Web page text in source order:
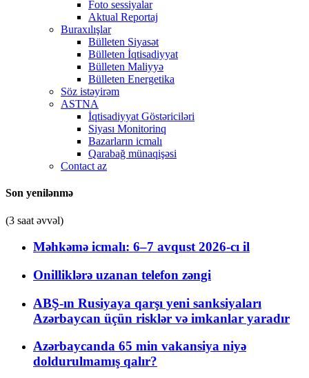
Foto sessiyalar
Aktual Reportaj
Buraxılışlar
Bülleten Siyasət
Bülleten İqtisadiyyat
Bülleten Maliyyə
Bülleten Energetika
Söz istəyirəm
ASTNA
İqtisadiyyat Göstəriciləri
Siyası Monitorinq
Bazarların icmalı
Qarabağ münaqişəsi
Contact az
Son yenilənmə
(3 saat əvvəl)
Məhkəmə icmalı: 6–7 avqust 2026-cı il
Onilliklərə uzanan telefon zəngi
ABŞ-ın Rusiyaya qarşı yeni sanksiyaları
Azərbaycan üçün risklər və imkanlar yaradır
Azərbaycanda 65 min vakansiya niyə
doldurulmamış qalır?